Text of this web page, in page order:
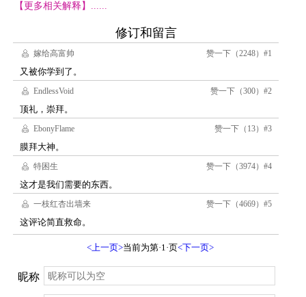
【更多相关解释】......